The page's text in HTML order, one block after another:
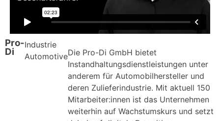
Pro-
Di
Industrie
AutomotiveDie Pro-Di GmbH bietet
Instandhaltungsdienstleistungen unter
anderem für Automobilhersteller und
deren Zulieferindustrie. Mit aktuell 150
Mitarbeiter:innen ist das Unternehmen
weiterhin auf Wachstumskurs und setzt